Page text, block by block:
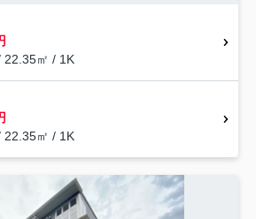
22.35㎡ / 1K
22.35㎡ / 1K